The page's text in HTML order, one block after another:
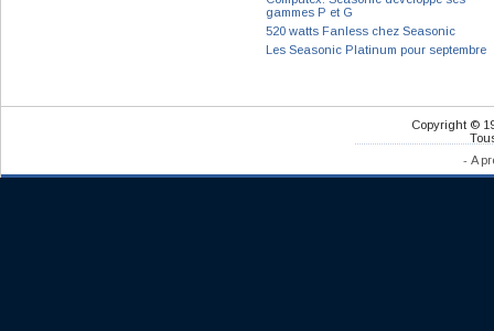
gammes P et G
520 watts Fanless chez Seasonic
Les Seasonic Platinum pour septembre
Copyright ©
- A